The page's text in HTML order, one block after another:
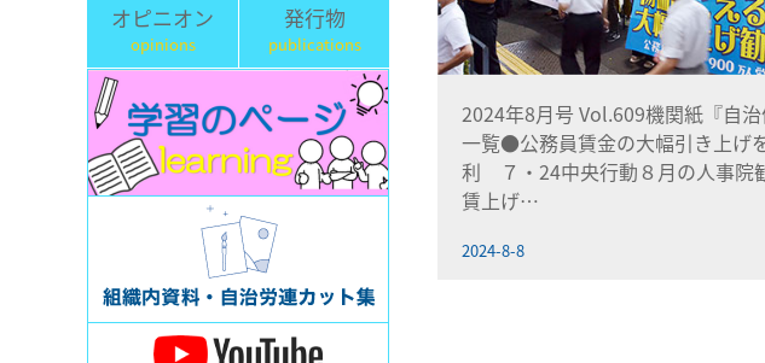
オピニオン
opinions
発行物
publications
2024年8月号 Vol.609機関紙『自
一覧●公務員賃金の大幅引き上げ
利 ７・24中央行動８月の人事院
賃上げ…
2024-8-8